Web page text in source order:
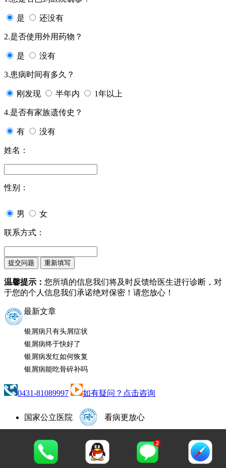
是 还没有
2.是否使用外用药物？
是 没有
3.患病时间有多久？
刚发现 半年内 1年以上
4.是否有家族遗传史？
有 没有
姓名：
性别：
男 女
联系方式：
温馨提示： 您所填的信息我们将及时反馈给医生进行诊断，对
于您的个人信息我们承诺绝对保密！请您放心！
最新文章
银屑病只有头屑症状
银屑病终于快好了
银屑病发红如何恢复
银屑病能吃骨碎补吗
0431-81089997 如有疑问？点击咨询
国家公立医院
看病更放心
地址：长春市南关区大经路356号1-7层（大经路与四马
路交汇处）